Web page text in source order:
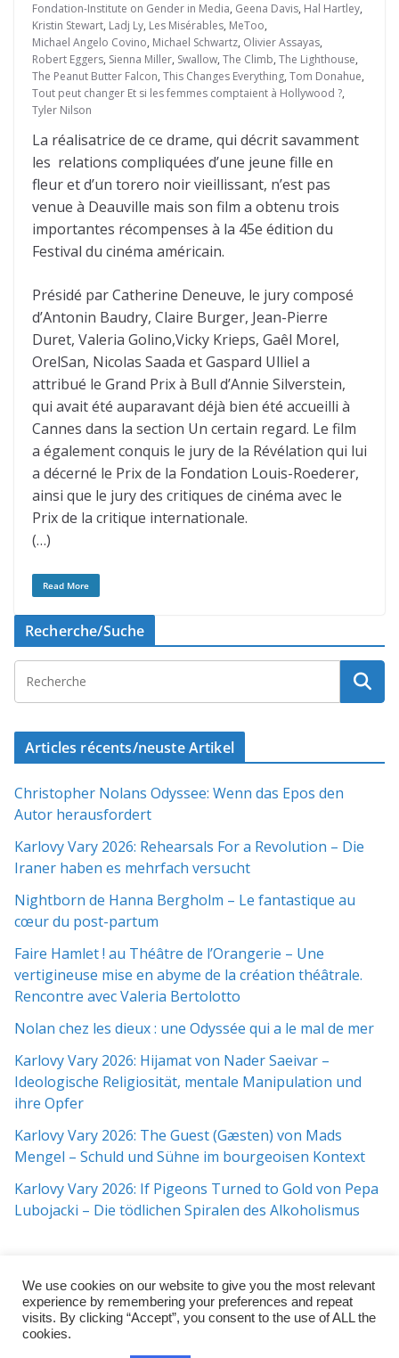
Fondation-Institute on Gender in Media, Geena Davis, Hal Hartley,
Kristin Stewart, Ladj Ly, Les Misérables, MeToo,
Michael Angelo Covino, Michael Schwartz, Olivier Assayas,
Robert Eggers, Sienna Miller, Swallow, The Climb, The Lighthouse,
The Peanut Butter Falcon, This Changes Everything, Tom Donahue,
Tout peut changer Et si les femmes comptaient à Hollywood ?,
Tyler Nilson
La réalisatrice de ce drame, qui décrit savamment
les relations compliquées d’une jeune fille en
fleur et d’un torero noir vieillissant, n’est pas
venue à Deauville mais son film a obtenu trois
importantes récompenses à la 45e édition du
Festival du cinéma américain.
Présidé par Catherine Deneuve, le jury composé
d’Antonin Baudry, Claire Burger, Jean-Pierre
Duret, Valeria Golino,Vicky Krieps, Gaêl Morel,
OrelSan, Nicolas Saada et Gaspard Ulliel a
attribué le Grand Prix à Bull d’Annie Silverstein,
qui avait été auparavant déjà bien été accueilli à
Cannes dans la section Un certain regard. Le film
a également conquis le jury de la Révélation qui lui
a décerné le Prix de la Fondation Louis-Roederer,
ainsi que le jury des critiques de cinéma avec le
Prix de la critique internationale.
(…)
Read More
Recherche/Suche
Articles récents/neuste Artikel
Christopher Nolans Odyssee: Wenn das Epos den
Autor herausfordert
Karlovy Vary 2026: Rehearsals For a Revolution – Die
Iraner haben es mehrfach versucht
Nightborn de Hanna Bergholm – Le fantastique au
cœur du post-partum
Faire Hamlet ! au Théâtre de l’Orangerie – Une
vertigineuse mise en abyme de la création théâtrale.
Rencontre avec Valeria Bertolotto
Nolan chez les dieux : une Odyssée qui a le mal de mer
Karlovy Vary 2026: Hijamat von Nader Saeivar​​ –
Ideologische Religiosität, mentale Manipulation und
ihre Opfer
Karlovy Vary 2026: The Guest (Gæsten) von Mads
Mengel – Schuld und Sühne im bourgeoisen Kontext
Karlovy Vary 2026: If Pigeons Turned to Gold von Pepa
Lubojacki – Die tödlichen Spiralen des Alkoholismus
We use cookies on our website to give you the most relevant
experience by remembering your preferences and repeat
visits. By clicking “Accept”, you consent to the use of ALL the
cookies.